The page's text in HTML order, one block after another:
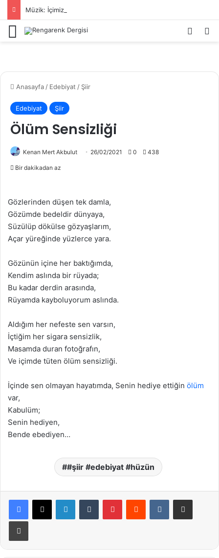
Menü Kayıt
Anasayfa / Edebiyat / Şiir
Edebiyat Şiir
Ölüm Sensizliği
Kenan Mert Akbulut 26/02/2021 0 438
Bir dakikadan az
Gözlerinden düşen tek damla,
Gözümde bedeldir dünyaya,
Süzülüp dökülse gözyaşlarım,
Açar yüreğinde yüzlerce yara.
Gözünün içine her baktığımda,
Kendim aslında bir rüyada;
Bu kadar derdin arasında,
Rüyamda kayboluyorum aslında.
Aldığım her nefeste sen varsın,
İçtiğim her sigara sensizlik,
Masamda duran fotoğrafın,
Ve içimde tüten ölüm sensizliği.
İçinde sen olmayan hayatımda, Senin hediye ettiğin ölüm
var,
Kabulüm;
Senin hediyen,
Bende ebediyen…
#şiir #edebiyat #hüzün
LinkedInTumblr PinterestReddit VKontakteE-Posta ile paylaş
Yazdır